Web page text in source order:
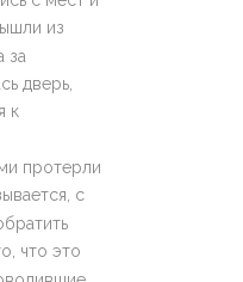
из
за
дверь,
к
протерли
с
что это